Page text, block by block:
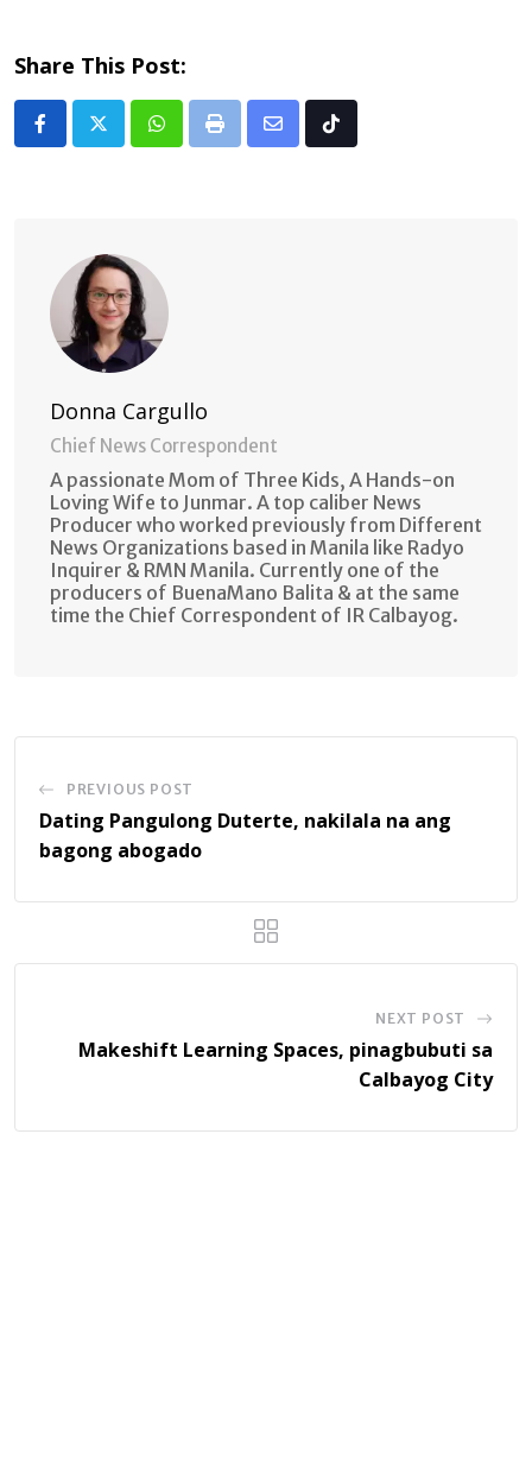
Share This Post:
Whatsapp
Print
Share Tiktok
Donna Cargullo
Chief News Correspondent
A passionate Mom of Three Kids, A Hands-on
Loving Wife to Junmar. A top caliber News
Producer who worked previously from Different
News Organizations based in Manila like Radyo
Inquirer & RMN Manila. Currently one of the
producers of BuenaMano Balita & at the same
time the Chief Correspondent of IR Calbayog.
PREVIOUS POST
Dating Pangulong Duterte, nakilala na ang
bagong abogado
NEXT POST
Makeshift Learning Spaces, pinagbubuti sa
Calbayog City